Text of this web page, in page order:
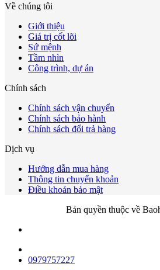
Về chúng tôi
Giới thiệu
Giá trị cốt lõi
Sứ mệnh
Tầm nhìn
Công trình, dự án
Chính sách
Chính sách vận chuyển
Chính sách bảo hành
Chính sách đổi trả hàng
Dịch vụ
Hướng dẫn mua hàng
Thông tin chuyển khoản
Điều khoản bảo mật
Bản quyền thuộc về
0979757227